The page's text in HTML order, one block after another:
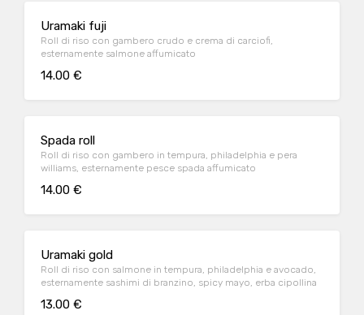
Uramaki fuji
Roll di riso con gambero crudo e crema di carciofi,
esternamente salmone affumicato
14.00 €
Spada roll
Roll di riso con gambero in tempura, philadelphia e pera
williams, esternamente pesce spada affumicato
14.00 €
Uramaki gold
Roll di riso con salmone in tempura, philadelphia e avocado,
esternamente sashimi di branzino, spicy mayo, erba cipollina
13.00 €